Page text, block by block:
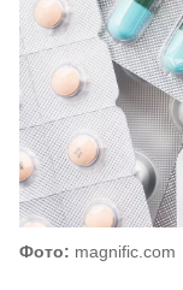
Фото: magnific.com